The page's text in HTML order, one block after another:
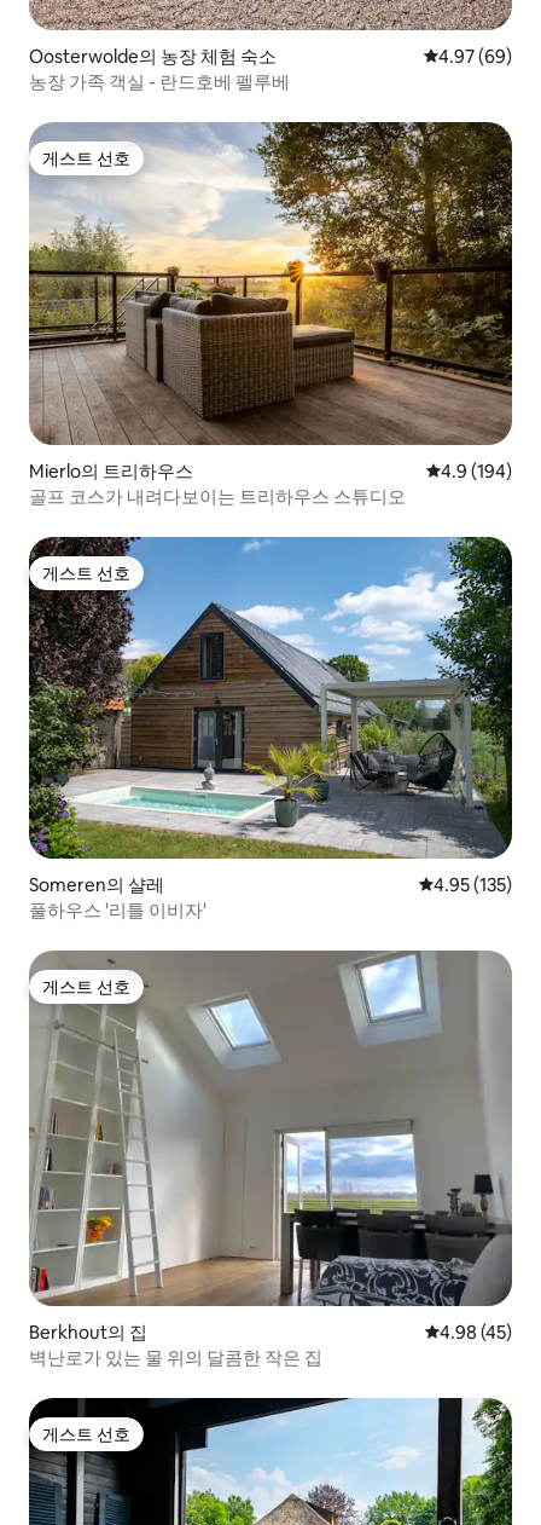
Oosterwolde의 농장 체험 숙소 평점 4.97점(5
4.97 (69)
농장 가족 객실 - 란드호베 펠루베
게스트 선호
게스트 선호
Mierlo의 트리하우스 평점 4.9점(5
4.9 (194)
골프 코스가 내려다보이는 트리하우스 스튜디오
게스트 선호
게스트 선호
Someren의 샬레 평점 4.95점(5
4.95 (135)
풀하우스 '리틀 이비자'
게스트 선호
게스트 선호
Berkhout의 집 평점 4.98점(5
4.98 (45)
벽난로가 있는 물 위의 달콤한 작은 집
게스트 선호
게스트 선호